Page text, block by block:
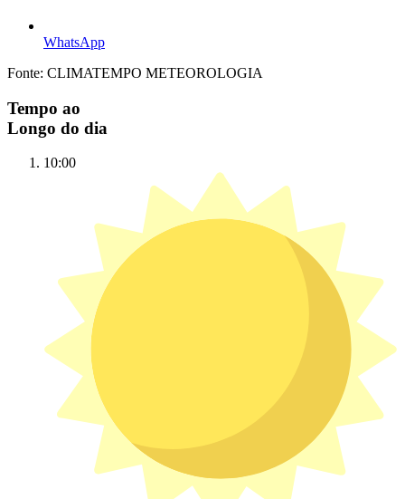
WhatsApp
Fonte: CLIMATEMPO METEOROLOGIA
Tempo ao
Longo do dia
10:00